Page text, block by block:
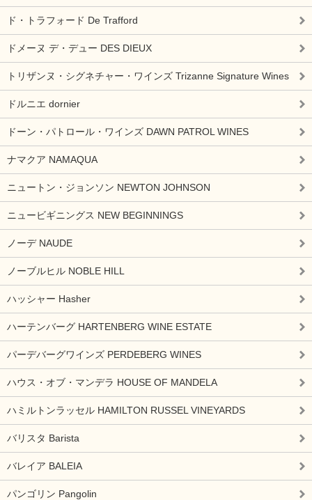
ド・トラフォード De Trafford
ドメーヌ デ・デュー DES DIEUX
トリザンヌ・シグネチャー・ワインズ Trizanne Signature Wines
ドルニエ dornier
ドーン・パトロール・ワインズ DAWN PATROL WINES
ナマクア NAMAQUA
ニュートン・ジョンソン NEWTON JOHNSON
ニュービギニングス NEW BEGINNINGS
ノーデ NAUDE
ノーブルヒル NOBLE HILL
ハッシャー Hasher
ハーテンバーグ HARTENBERG WINE ESTATE
パーデバーグワインズ PERDEBERG WINES
ハウス・オブ・マンデラ HOUSE OF MANDELA
ハミルトンラッセル HAMILTON RUSSEL VINEYARDS
バリスタ Barista
バレイア BALEIA
パンゴリン Pangolin